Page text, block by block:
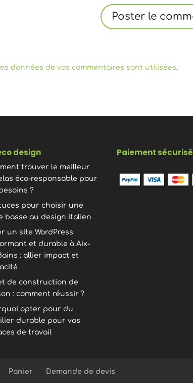
données de vos commentaires sont utilisées.
design
trouver le meilleur
éco-responsable pour
?
pour choisir une
basse au design italien
un site WordPress
et durable à Aix-
: allier impact et
de construction de
: comment réussir ?
opter pour du
durable pour vos
de travail
Paiement sécurisé
Panier Demande de devis